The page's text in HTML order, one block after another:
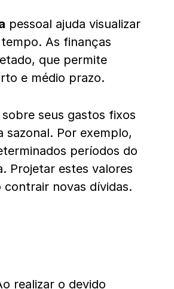
pessoal ajuda visualizar
As finanças
que permite
e médio prazo.
seus gastos fixos
sazonal. Por exemplo,
períodos do
Projetar estes valores
novas dívidas.
realizar o devido